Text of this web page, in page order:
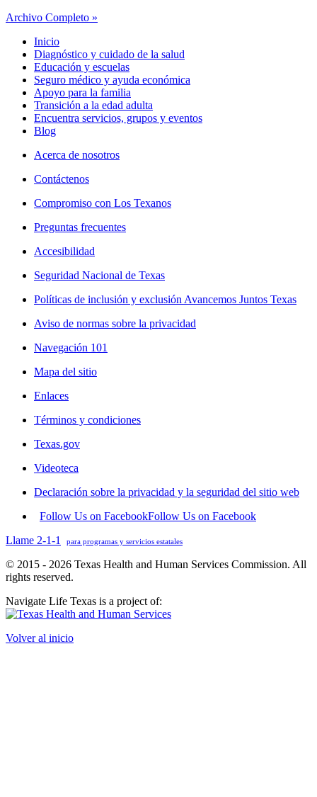
Archivo Completo »
Inicio
Diagnóstico y cuidado de la salud
Educación y escuelas
Seguro médico y ayuda económica
Apoyo para la familia
Transición a la edad adulta
Encuentra servicios, grupos y eventos
Blog
Acerca de nosotros
Contáctenos
Compromiso con Los Texanos
Preguntas frecuentes
Accesibilidad
Seguridad Nacional de Texas
Políticas de inclusión y exclusión Avancemos Juntos Texas
Aviso de normas sobre la privacidad
Navegación 101
Mapa del sitio
Enlaces
Términos y condiciones
Texas.gov
Videoteca
Declaración sobre la privacidad y la seguridad del sitio web
Follow Us on FacebookFollow Us on Facebook
Llame 2-1-1
para programas y servicios estatales
© 2015 - 2026 Texas Health and Human Services Commission. All
rights reserved.
Navigate Life Texas is a project of:
Volver al inicio